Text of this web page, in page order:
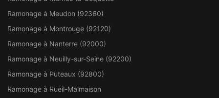
Ramonage à Meudon (92360)
Ramonage à Montrouge (92120)
Ramonage à Nanterre (92000)
Ramonage à Neuilly-sur-Seine (92200)
Ramonage à Puteaux (92800)
Ramonage à Rueil-Malmaison